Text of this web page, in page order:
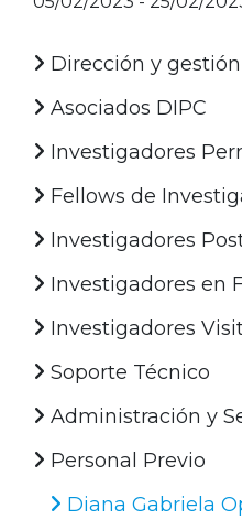
Dirección y gestión
Asociados DIPC
Investigadores
Fellows de
Investigadores
Investigadores en
Investigadores
Soporte Técnico
Administración y
Personal Previo
Diana Gabriela